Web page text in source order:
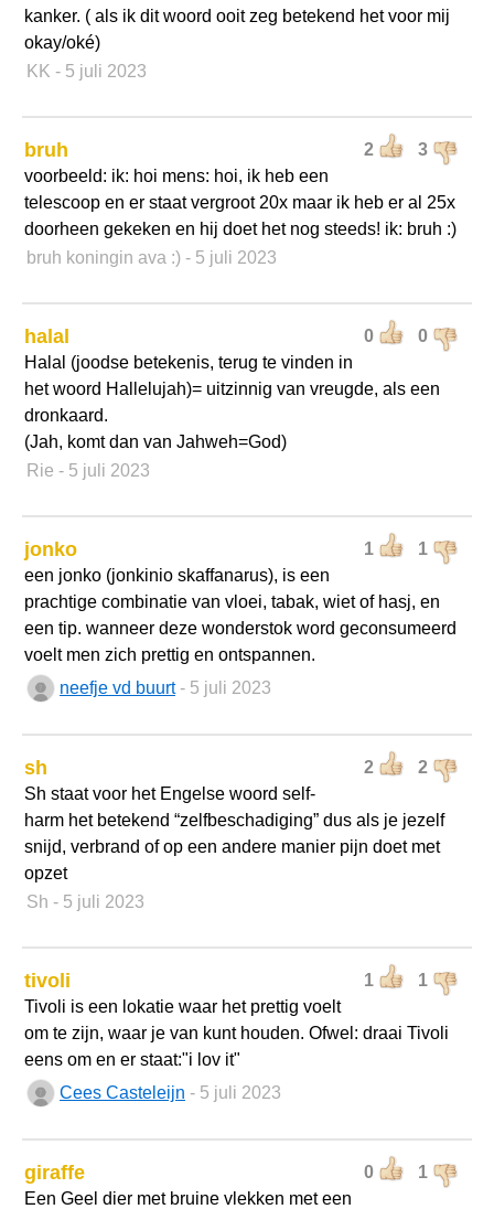
kanker. ( als ik dit woord ooit zeg betekend het voor mij
okay/oké)
KK - 5 juli 2023
2 3
bruh
voorbeeld: ik: hoi mens: hoi, ik heb een
telescoop en er staat vergroot 20x maar ik heb er al 25x
doorheen gekeken en hij doet het nog steeds! ik: bruh :)
bruh koningin ava :) - 5 juli 2023
0 0
halal
Halal (joodse betekenis, terug te vinden in
het woord Hallelujah)= uitzinnig van vreugde, als een
dronkaard.
(Jah, komt dan van Jahweh=God)
Rie - 5 juli 2023
1 1
jonko
een jonko (jonkinio skaffanarus), is een
prachtige combinatie van vloei, tabak, wiet of hasj, en
een tip. wanneer deze wonderstok word geconsumeerd
voelt men zich prettig en ontspannen.
neefje vd buurt - 5 juli 2023
2 2
sh
Sh staat voor het Engelse woord self-
harm het betekend “zelfbeschadiging” dus als je jezelf
snijd, verbrand of op een andere manier pijn doet met
opzet
Sh - 5 juli 2023
1 1
tivoli
Tivoli is een lokatie waar het prettig voelt
om te zijn, waar je van kunt houden. Ofwel: draai Tivoli
eens om en er staat:"i lov it"
Cees Casteleijn - 5 juli 2023
0 1
giraffe
Een Geel dier met bruine vlekken met een